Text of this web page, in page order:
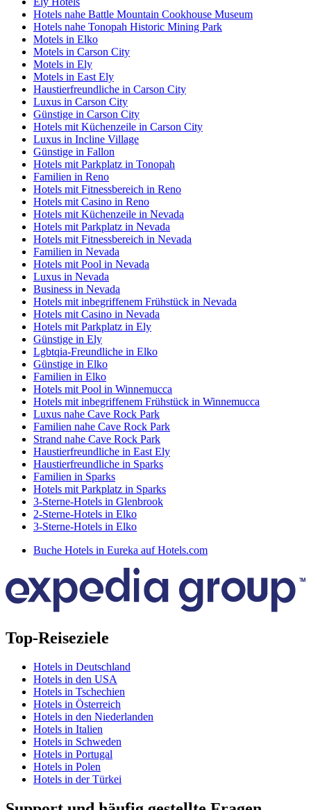
Hotels nahe Battle Mountain Cookhouse Museum
Hotels nahe Tonopah Historic Mining Park
Motels in Elko
Motels in Carson City
Motels in Ely
Motels in East Ely
Haustierfreundliche in Carson City
Luxus in Carson City
Günstige in Carson City
Hotels mit Küchenzeile in Carson City
Luxus in Incline Village
Günstige in Fallon
Hotels mit Parkplatz in Tonopah
Familien in Reno
Hotels mit Fitnessbereich in Reno
Hotels mit Casino in Reno
Hotels mit Küchenzeile in Nevada
Hotels mit Parkplatz in Nevada
Hotels mit Fitnessbereich in Nevada
Familien in Nevada
Hotels mit Pool in Nevada
Luxus in Nevada
Business in Nevada
Hotels mit inbegriffenem Frühstück in Nevada
Hotels mit Casino in Nevada
Hotels mit Parkplatz in Ely
Günstige in Ely
Lgbtqia-Freundliche in Elko
Günstige in Elko
Familien in Elko
Hotels mit Pool in Winnemucca
Hotels mit inbegriffenem Frühstück in Winnemucca
Luxus nahe Cave Rock Park
Familien nahe Cave Rock Park
Strand nahe Cave Rock Park
Haustierfreundliche in East Ely
Haustierfreundliche in Sparks
Familien in Sparks
Hotels mit Parkplatz in Sparks
3-Sterne-Hotels in Glenbrook
2-Sterne-Hotels in Elko
3-Sterne-Hotels in Elko
Buche Hotels in Eureka auf Hotels.com
Top-Reiseziele
Hotels in Deutschland
Hotels in den USA
Hotels in Tschechien
Hotels in Österreich
Hotels in den Niederlanden
Hotels in Italien
Hotels in Schweden
Hotels in Portugal
Hotels in Polen
Hotels in der Türkei